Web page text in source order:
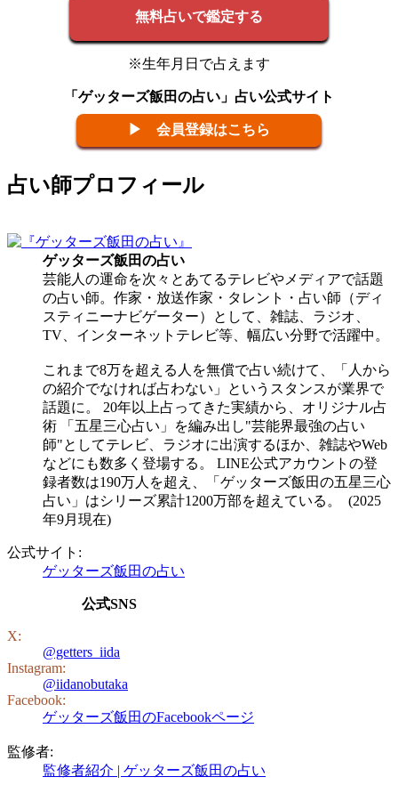
無料占いで鑑定する
※生年月日で占えます
「ゲッターズ飯田の占い」占い公式サイト
▶ 会員登録はこちら
占い師プロフィール
ゲッターズ飯田の占い
芸能人の運命を次々とあてるテレビやメディアで話題
の占い師。作家・放送作家・タレント・占い師（ディ
スティニーナビゲーター）として、雑誌、ラジオ、
TV、インターネットテレビ等、幅広い分野で活躍中。
これまで8万を超える人を無償で占い続けて、「人から
の紹介でなければ占わない」というスタンスが業界で
話題に。 20年以上占ってきた実績から、オリジナル占
術 「五星三心占い」を編み出し"芸能界最強の占い
師"としてテレビ、ラジオに出演するほか、雑誌やWeb
などにも数多く登場する。 LINE公式アカウントの登
録者数は190万人を超え、「ゲッターズ飯田の五星三心
占い」はシリーズ累計1200万部を超えている。 (2025
年9月現在)
公式サイト:
ゲッターズ飯田の占い
公式SNS
X:
@getters_iida
Instagram:
@iidanobutaka
Facebook:
ゲッターズ飯田のFacebookページ
監修者:
監修者紹介 | ゲッターズ飯田の占い